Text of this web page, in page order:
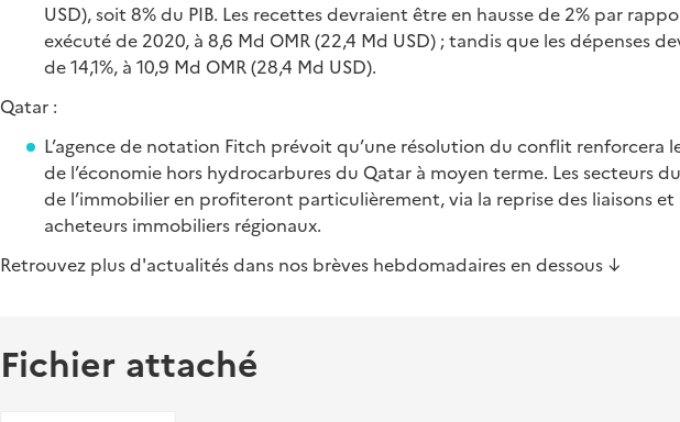
USD), soit 8% du PIB. Les recettes devraient être en hausse de 2% par
exécuté de 2020, à 8,6 Md OMR (22,4 Md USD) ; tandis que les dépenses
de 14,1%, à 10,9 Md OMR (28,4 Md USD).
Qatar :
L’agence de notation Fitch prévoit qu’une résolution du conflit renforcera
de l’économie hors hydrocarbures du Qatar à moyen terme. Les secteurs
de l’immobilier en profiteront particulièrement, via la reprise des liaisons et
acheteurs immobiliers régionaux.
Retrouvez plus d'actualités dans nos brèves hebdomadaires en dessous ↓
Fichier attaché